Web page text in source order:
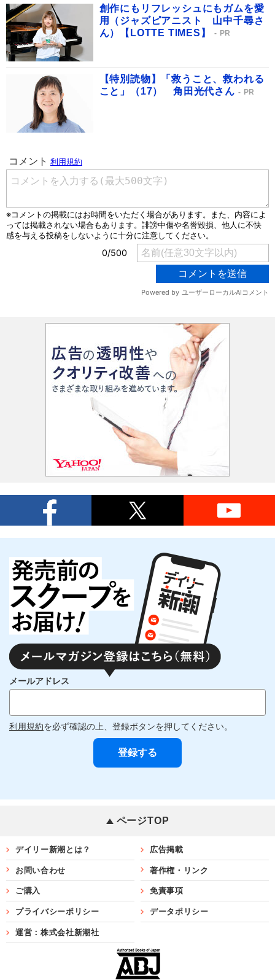
創作にもリフレッシュにもガムを愛
用（ジャズピアニスト 山中千尋さ
ん）【LOTTE TIMES】
PR
【特別読物】「救うこと、救われる
こと」（17） 角田光代さん
PR
メールアドレス
利用規約を必ず確認の上、登録ボタンを押してください。
ページTOP
デイリー新潮とは？ 広告掲載
お問い合わせ 著作権・リンク
ご購入 免責事項
プライバシーポリシー データポリシー
運営：株式会社新潮社